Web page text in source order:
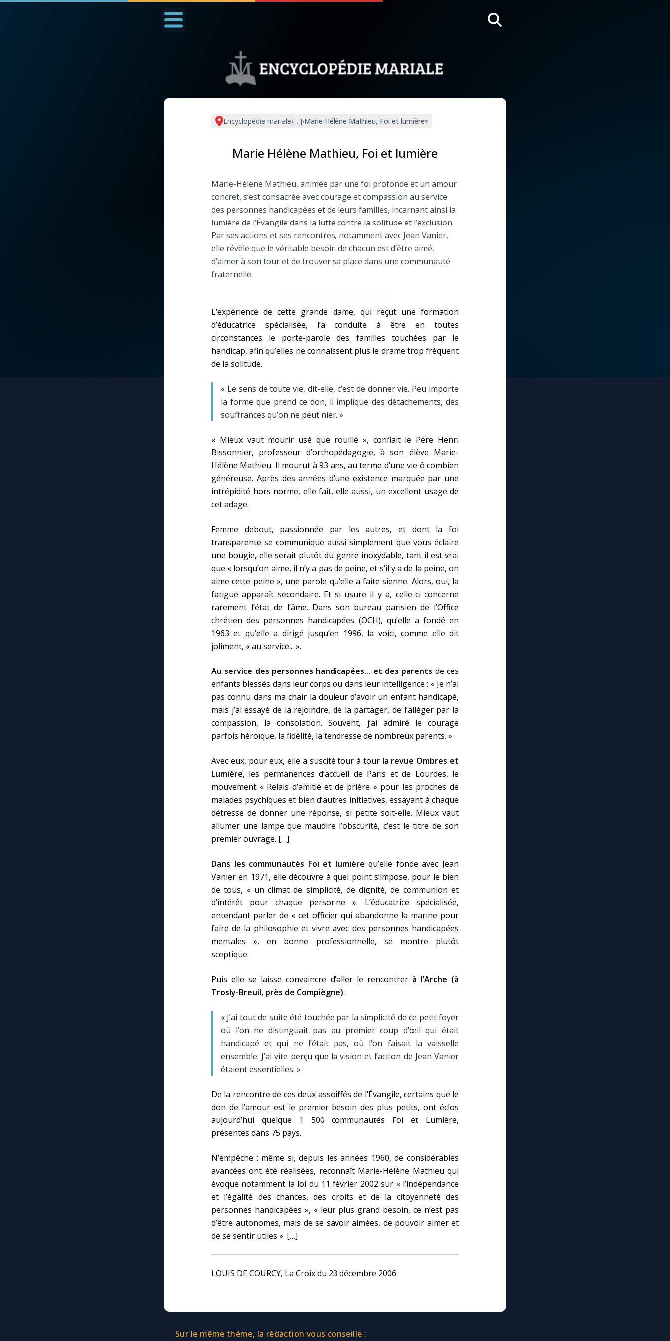
Nous soutenir À propos Facebook Infos légales
Prier au quotidien
Les premiers samedis
Marie qui défait les
Mes intentions de
Une Minute avec Marie
◼︎À la une
Contact
Faire un don
Marie de Nazareth
Encyclopédie mariale›[...]›Marie Hélène Mathieu, Foi et lumière▾
Marie Hélène Mathieu, Foi et lumière
Marie-Hélène Mathieu, animée par une foi profonde et un amour
concret, s’est consacrée avec courage et compassion au service
des personnes handicapées et de leurs familles, incarnant ainsi la
lumière de l’Évangile dans la lutte contre la solitude et l’exclusion.
Par ses actions et ses rencontres, notamment avec Jean Vanier,
elle révèle que le véritable besoin de chacun est d’être aimé,
d’aimer à son tour et de trouver sa place dans une communauté
fraternelle.
L’expérience de cette grande dame, qui reçut une formation
d’éducatrice spécialisée, l’a conduite à être en toutes
circonstances le porte-parole des familles touchées par le
handicap, afin qu’elles ne connaissent plus le drame trop fréquent
de la solitude.
« Le sens de toute vie, dit-elle, c’est de donner vie. Peu importe
la forme que prend ce don, il implique des détachements, des
souffrances qu’on ne peut nier. »
« Mieux vaut mourir usé que rouillé », confiait le Père Henri
Bissonnier, professeur d’orthopédagogie, à son élève Marie-
Hélène Mathieu. Il mourut à 93 ans, au terme d’une vie ô combien
généreuse. Après des années d’une existence marquée par une
intrépidité hors norme, elle fait, elle aussi, un excellent usage de
cet adage.
Femme debout, passionnée par les autres, et dont la foi
transparente se communique aussi simplement que vous éclaire
une bougie, elle serait plutôt du genre inoxydable, tant il est vrai
que « lorsqu’on aime, il n’y a pas de peine, et s’il y a de la peine, on
aime cette peine », une parole qu’elle a faite sienne. Alors, oui, la
fatigue apparaît secondaire. Et si usure il y a, celle-ci concerne
rarement l’état de l’âme. Dans son bureau parisien de l’Office
chrétien des personnes handicapées (OCH), qu’elle a fondé en
1963 et qu’elle a dirigé jusqu’en 1996, la voici, comme elle dit
joliment, « au service... ».
Au service des personnes handicapées... et des parents de ces
enfants blessés dans leur corps ou dans leur intelligence : « Je n’ai
pas connu dans ma chair la douleur d’avoir un enfant handicapé,
mais j’ai essayé de la rejoindre, de la partager, de l’alléger par la
compassion, la consolation. Souvent, j’ai admiré le courage
parfois héroïque, la fidélité, la tendresse de nombreux parents. »
Avec eux, pour eux, elle a suscité tour à tour la revue Ombres et
Lumière, les permanences d’accueil de Paris et de Lourdes, le
mouvement « Relais d’amitié et de prière » pour les proches de
malades psychiques et bien d’autres initiatives, essayant à chaque
détresse de donner une réponse, si petite soit-elle. Mieux vaut
allumer une lampe que maudire l’obscurité, c’est le titre de son
premier ouvrage. […]
Dans les communautés Foi et lumière qu’elle fonde avec Jean
Vanier en 1971, elle découvre à quel point s’impose, pour le bien
de tous, « un climat de simplicité, de dignité, de communion et
d’intérêt pour chaque personne ». L’éducatrice spécialisée,
entendant parler de « cet officier qui abandonne la marine pour
faire de la philosophie et vivre avec des personnes handicapées
mentales », en bonne professionnelle, se montre plutôt
sceptique.
Puis elle se laisse convaincre d’aller le rencontrer à l’Arche (à
Trosly-Breuil, près de Compiègne) :
« J’ai tout de suite été touchée par la simplicité de ce petit foyer
où l’on ne distinguait pas au premier coup d’œil qui était
handicapé et qui ne l’était pas, où l’on faisait la vaisselle
ensemble. J’ai vite perçu que la vision et l’action de Jean Vanier
étaient essentielles. »
De la rencontre de ces deux assoiffés de l’Évangile, certains que le
don de l’amour est le premier besoin des plus petits, ont éclos
aujourd’hui quelque 1 500 communautés Foi et Lumière,
présentes dans 75 pays.
N’empêche : même si, depuis les années 1960, de considérables
avancées ont été réalisées, reconnaît Marie-Hélène Mathieu qui
évoque notamment la loi du 11 février 2002 sur « l’indépendance
et l’égalité des chances, des droits et de la citoyenneté des
personnes handicapées », « leur plus grand besoin, ce n’est pas
d’être autonomes, mais de se savoir aimées, de pouvoir aimer et
de se sentir utiles ». […]
LOUIS DE COURCY, La Croix du 23 décembre 2006
Sur le même thème, la rédaction vous conseille :